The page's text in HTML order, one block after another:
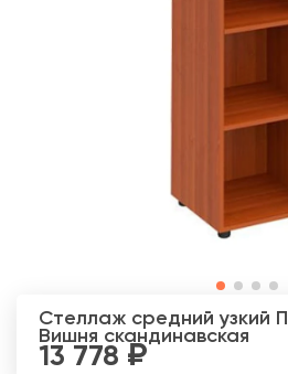
Стеллаж средний узкий
Вишня скандинавская
13 778